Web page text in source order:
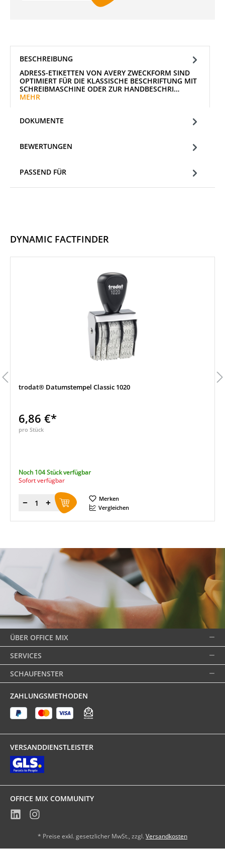
BESCHREIBUNG
ADRESS-ETIKETTEN VON AVERY ZWECKFORM SIND
OPTIMIERT FÜR DIE KLASSISCHE BESCHRIFTUNG MIT
SCHREIBMASCHINE ODER ZUR HANDBESCHRI…
MEHR
DOKUMENTE
BEWERTUNGEN
PASSEND FÜR
Produktgalerie überspringen
DYNAMIC FACTFINDER
trodat® Datumstempel Classic 1020
6,86 €*
pro Stück
Noch 104 Stück verfügbar
Sofort verfügbar
Menge
Merken
Vergleichen
ÜBER OFFICE MIX
SERVICES
SCHAUFENSTER
ZAHLUNGSMETHODEN
VERSANDDIENSTLEISTER
OFFICE MIX COMMUNITY
* Preise exkl. gesetzlicher MwSt., zzgl. Versandkosten